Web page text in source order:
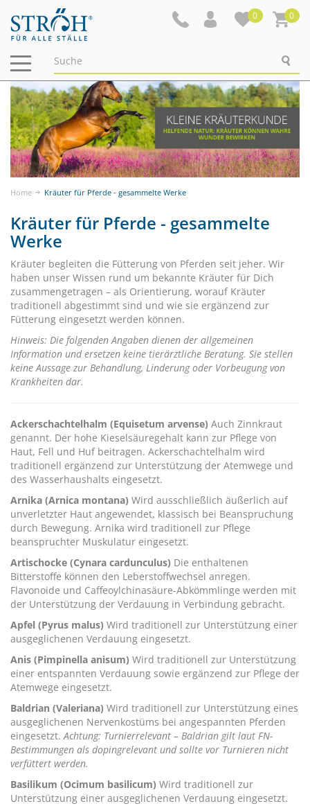
0 0
Navigation
ein-/ausblenden
Home Kräuter für Pferde - gesammelte Werke
Kräuter für Pferde - gesammelte
Werke
Kräuter begleiten die Fütterung von Pferden seit jeher. Wir
haben unser Wissen rund um bekannte Kräuter für Dich
zusammengetragen – als Orientierung, worauf Kräuter
traditionell abgestimmt sind und wie sie ergänzend zur
Fütterung eingesetzt werden können.
Hinweis: Die folgenden Angaben dienen der allgemeinen
Information und ersetzen keine tierärztliche Beratung. Sie stellen
keine Aussage zur Behandlung, Linderung oder Vorbeugung von
Krankheiten dar.
Ackerschachtelhalm (Equisetum arvense) Auch Zinnkraut
genannt. Der hohe Kieselsäuregehalt kann zur Pflege von
Haut, Fell und Huf beitragen. Ackerschachtelhalm wird
traditionell ergänzend zur Unterstützung der Atemwege und
des Wasserhaushalts eingesetzt.
Arnika (Arnica montana) Wird ausschließlich äußerlich auf
unverletzter Haut angewendet, klassisch bei Beanspruchung
durch Bewegung. Arnika wird traditionell zur Pflege
beanspruchter Muskulatur eingesetzt.
Artischocke (Cynara cardunculus) Die enthaltenen
Bitterstoffe können den Leberstoffwechsel anregen.
Flavonoide und Caffeoylchinasäure-Abkömmlinge werden mit
der Unterstützung der Verdauung in Verbindung gebracht.
Apfel (Pyrus malus) Wird traditionell zur Unterstützung einer
ausgeglichenen Verdauung eingesetzt.
Anis (Pimpinella anisum) Wird traditionell zur Unterstützung
einer entspannten Verdauung sowie ergänzend zur Pflege der
Atemwege eingesetzt.
Baldrian (Valeriana) Wird traditionell zur Unterstützung eines
ausgeglichenen Nervenkostüms bei angespannten Pferden
eingesetzt.Achtung: Turnierrelevant – Baldrian gilt laut FN-
Bestimmungen als dopingrelevant und sollte vor Turnieren nicht
verfüttert werden.
Basilikum (Ocimum basilicum) Wird traditionell zur
Unterstützung einer ausgeglichenen Verdauung eingesetzt.